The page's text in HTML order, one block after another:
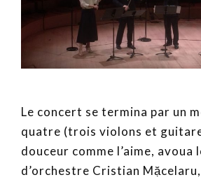
Le concert se termina par un
quatre (trois violons et
douceur comme l’aime, avoua
d’orchestre Cristian